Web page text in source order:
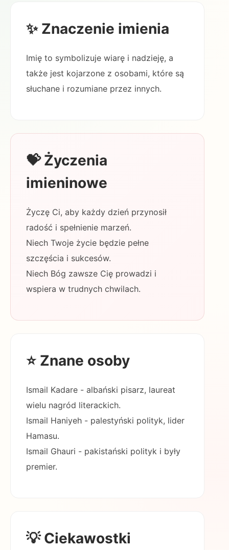
✨ Znaczenie imienia
Imię to symbolizuje wiarę i nadzieję, a
także jest kojarzone z osobami, które są
słuchane i rozumiane przez innych.
💝 Życzenia
imieninowe
Życzę Ci, aby każdy dzień przynosił
radość i spełnienie marzeń.
Niech Twoje życie będzie pełne
szczęścia i sukcesów.
Niech Bóg zawsze Cię prowadzi i
wspiera w trudnych chwilach.
⭐ Znane osoby
Ismail Kadare - albański pisarz, laureat
wielu nagród literackich.
Ismail Haniyeh - palestyński polityk, lider
Hamasu.
Ismail Ghauri - pakistański polityk i były
premier.
💡 Ciekawostki